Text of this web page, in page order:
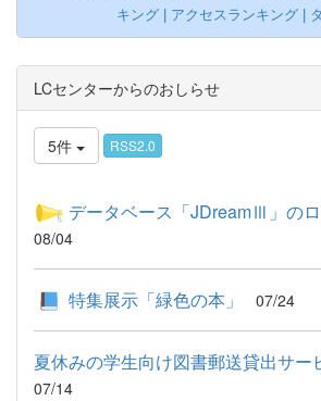
キング | アクセスランキング
LCセンターからのおしらせ
5件 RSS2.0
データベース「JDreamⅢ」の
08/04
特集展示「緑色の本」 07/24
夏休みの学生向け図書郵送貸出サー
07/14